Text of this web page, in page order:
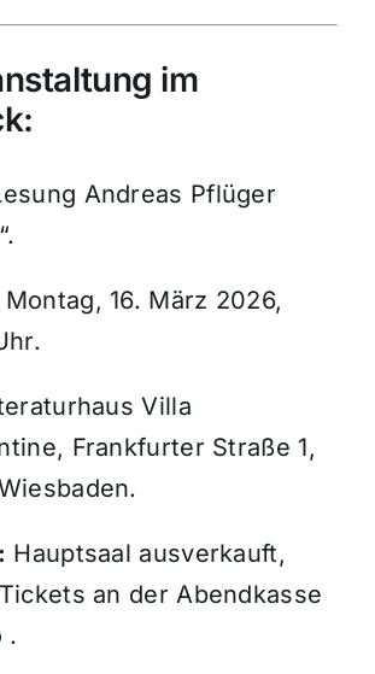
im
Andreas Pflüger
Montag, 16. März 2026,
Villa
Frankfurter Straße 1,
Hauptsaal ausverkauft,
an der Abendkasse
.